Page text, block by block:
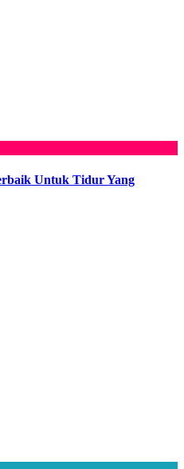
Untuk Tidur Yang